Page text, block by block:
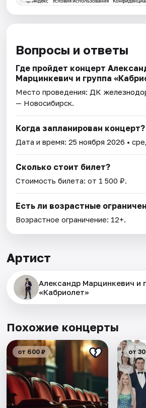
Вопросы и ответы
Где пройдет концерт
Марцинкевич и группа
Место проведения: ДК
— Новосибирск.
Когда запланирован концерт?
Дата и время:25 ноября 2026 •
Сколько стоит билет?
Стоимость билета: от 1 500 ₽.
Есть ли возрастные
Возрастное ограничение: 12+.
Артист
Александр Марцинкевич и
«Кабриолет»
Похожие концерты
от 600 ₽ от